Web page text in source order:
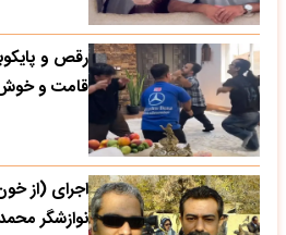
رقص و
قامت و
اجرای (از
نوازشگر